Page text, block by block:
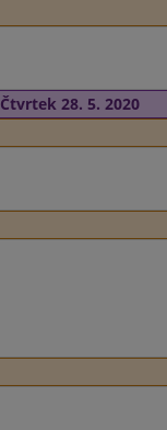
Čtvrtek 28. 5. 2020